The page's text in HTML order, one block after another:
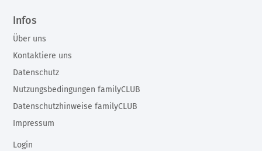
Infos
Über uns
Kontaktiere uns
Datenschutz
Nutzungsbedingungen familyCLUB
Datenschutzhinweise familyCLUB
Impressum
Login